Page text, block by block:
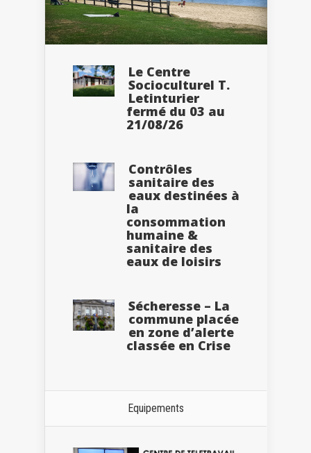
Le Centre
Socioculturel T.
Letinturier
fermé du 03 au
21/08/26
Contrôles
sanitaire des
eaux destinées à
la
consommation
humaine &
sanitaire des
eaux de loisirs
Sécheresse – La
commune placée
en zone d’alerte
classée en Crise
Equipements